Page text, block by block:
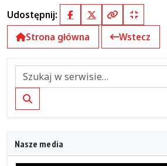
Udostępnij: FacebookX (Twitter)
Kopiuj pełny
Kopiuj
Strona główna
Wstecz
Szukaj
Nasze media